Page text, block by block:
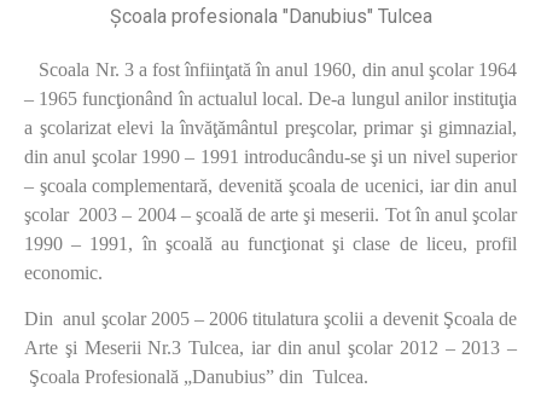
Școala profesionala "Danubius" Tulcea
Scoala Nr. 3 a fost înfiinţată în anul 1960, din anul şcolar 1964
– 1965 funcţionând în actualul local. De-a lungul anilor instituţia
a şcolarizat elevi la învăţământul preşcolar, primar şi gimnazial,
din anul şcolar 1990 – 1991 introducându-se şi un nivel superior
– şcoala complementară, devenită şcoala de ucenici, iar din anul
şcolar 2003 – 2004 – şcoală de arte şi meserii. Tot în anul şcolar
1990 – 1991, în şcoală au funcţionat şi clase de liceu, profil
economic.
Din anul şcolar 2005 – 2006 titulatura şcolii a devenit Şcoala de
Arte şi Meserii Nr.3 Tulcea, iar din anul şcolar 2012 – 2013 –
Şcoala Profesională „Danubius” din Tulcea.